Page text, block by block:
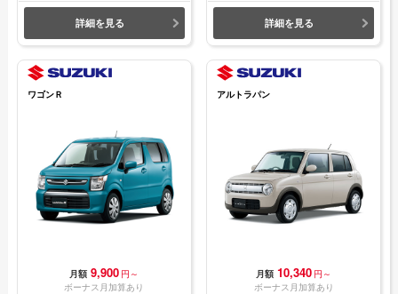
詳細を見る 詳細を見る
ワゴンＲ
月額 9,900 円～
ボーナス月加算あり
アルトラパン
月額 10,340 円～
ボーナス月加算あり